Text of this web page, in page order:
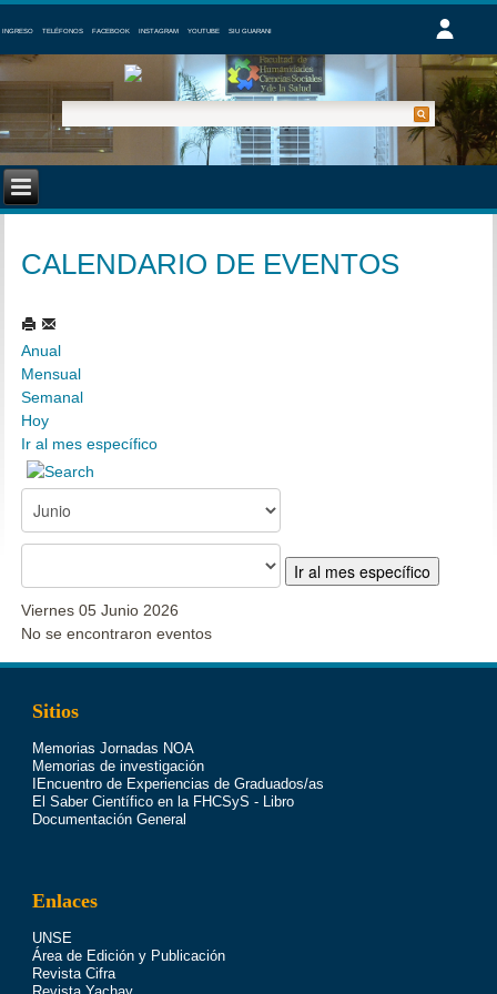
INGRESO TELÉFONOS FACEBOOK INSTAGRAM YOUTUBE SIU GUARANI
CALENDARIO DE EVENTOS
Anual
Mensual
Semanal
Hoy
Ir al mes específico
Ir al mes específico
Viernes 05 Junio 2026
No se encontraron eventos
Sitios
Memorias Jornadas NOA
Memorias de investigación
IEncuentro de Experiencias de Graduados/as
El Saber Científico en la FHCSyS - Libro
Documentación General
Enlaces
UNSE
Área de Edición y Publicación
Revista Cifra